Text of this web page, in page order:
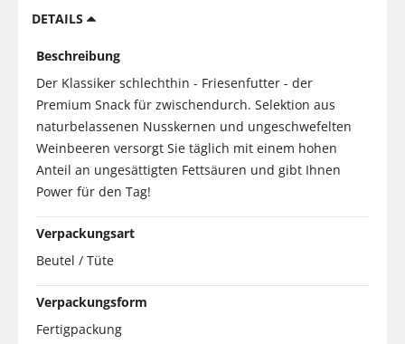
DETAILS
Beschreibung
Der Klassiker schlechthin - Friesenfutter - der
Premium Snack für zwischendurch. Selektion aus
naturbelassenen Nusskernen und ungeschwefelten
Weinbeeren versorgt Sie täglich mit einem hohen
Anteil an ungesättigten Fettsäuren und gibt Ihnen
Power für den Tag!
Verpackungsart
Beutel / Tüte
Verpackungsform
Fertigpackung